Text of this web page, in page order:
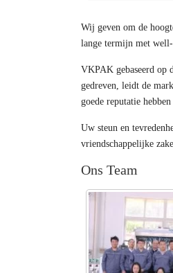
Wij geven om de
lange termijn met well-
VKPAK gebaseerd op
gedreven, leidt de
goede reputatie
Uw steun en
vriendschappelijke
Ons Team